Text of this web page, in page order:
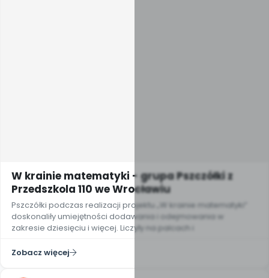
W krainie matematyki - grupa Pszczółki z
Przedszkola 110 we Wrocławiu
Pszczółki podczas realizacji projektu „W krainie matematyki”
doskonaliły umiejętności dodawania i odejmowania w
zakresie dziesięciu i więcej. Liczyły na palcach i
Zobacz więcej